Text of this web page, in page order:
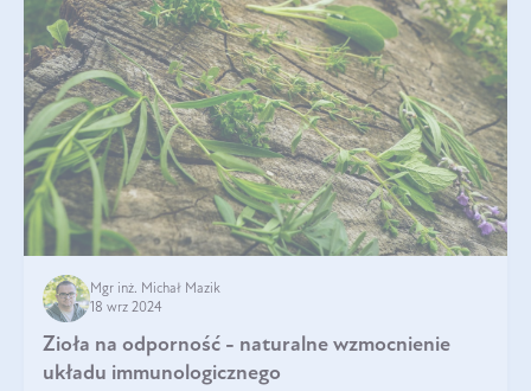
Mgr inż. Michał Mazik
18 wrz 2024
Zioła na odporność - naturalne wzmocnienie
układu immunologicznego